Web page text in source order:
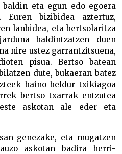
eta egun edo egoera
bizibidea aztertuz,
lanbidea, eta bertsolaritza
baldintzatzen duen
nire ustez garrantzitsuena,
pisua. Bertso batean
dute, bukaeran batez
baino beldur txikiagoa
bertso txarrak entzutea
askotan ale eder eta
genezake, eta mugatzen
askotan badira herri-